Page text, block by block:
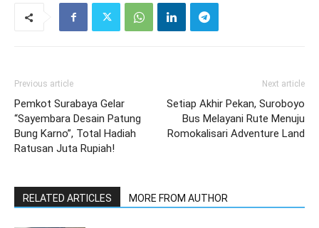
Previous article
Pemkot Surabaya Gelar
“Sayembara Desain Patung
Bung Karno”, Total Hadiah
Ratusan Juta Rupiah!
Next article
Setiap Akhir Pekan, Suroboyo
Bus Melayani Rute Menuju
Romokalisari Adventure Land
RELATED ARTICLES MORE FROM AUTHOR